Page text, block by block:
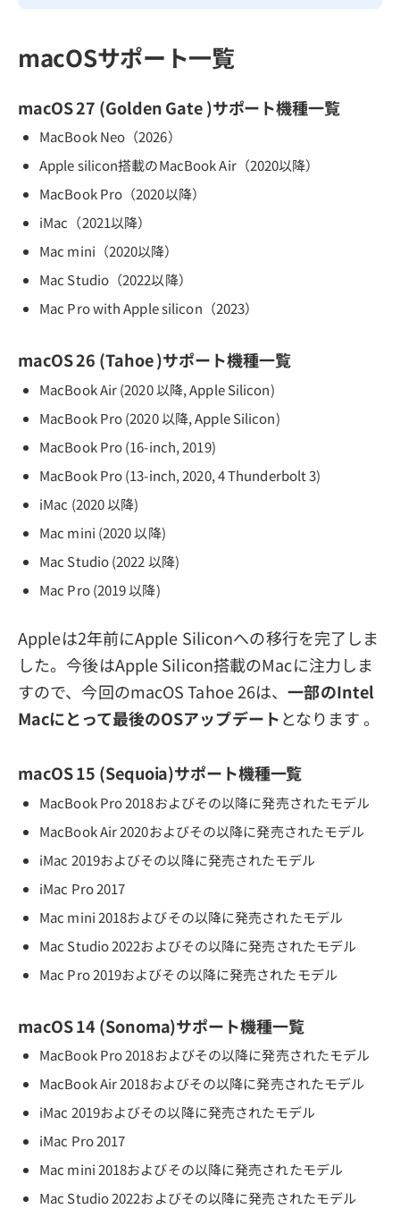
macOSサポート一覧
macOS 27 (Golden Gate )サポート機種一覧
MacBook Neo（2026）
Apple silicon搭載のMacBook Air（2020以降）
MacBook Pro（2020以降）
iMac（2021以降）
Mac mini（2020以降）
Mac Studio（2022以降）
Mac Pro with Apple silicon（2023）
macOS 26 (Tahoe )サポート機種一覧
MacBook Air (2020 以降, Apple Silicon)
MacBook Pro (2020 以降, Apple Silicon)
MacBook Pro (16-inch, 2019)
MacBook Pro (13-inch, 2020, 4 Thunderbolt 3)
iMac (2020 以降)
Mac mini (2020 以降)
Mac Studio (2022 以降)
Mac Pro (2019 以降)
Appleは2年前にApple Siliconへの移行を完了しま
した。今後はApple Silicon搭載のMacに注力しま
すので、今回のmacOS Tahoe 26は、一部のIntel
Macにとって最後のOSアップデートとなります 。
macOS 15 (Sequoia)サポート機種一覧
MacBook Pro 2018およびその以降に発売されたモデル
MacBook Air 2020およびその以降に発売されたモデル
iMac 2019およびその以降に発売されたモデル
iMac Pro 2017
Mac mini 2018およびその以降に発売されたモデル
Mac Studio 2022およびその以降に発売されたモデル
Mac Pro 2019およびその以降に発売されたモデル
macOS 14 (Sonoma)サポート機種一覧
MacBook Pro 2018およびその以降に発売されたモデル
MacBook Air 2018およびその以降に発売されたモデル
iMac 2019およびその以降に発売されたモデル
iMac Pro 2017
Mac mini 2018およびその以降に発売されたモデル
Mac Studio 2022およびその以降に発売されたモデル